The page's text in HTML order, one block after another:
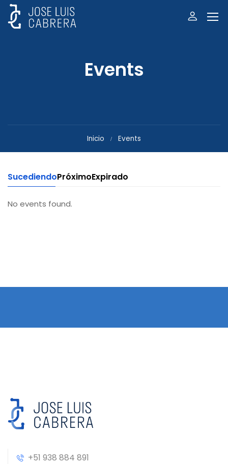
Events
Inicio Events
SucediendoPróximoExpirado
No events found.
+51 938 884 891